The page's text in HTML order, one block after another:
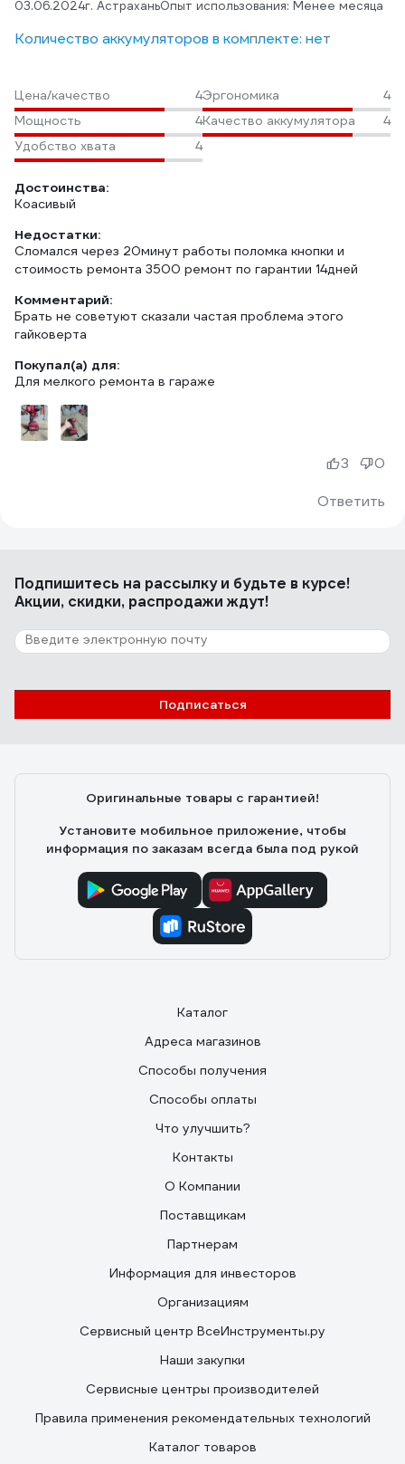
03.06.2024г. АстраханьОпыт использования: Менее месяца
Количество аккумуляторов в комплекте: нет
Цена/качество 4Эргономика
4
Мощность
4Качество аккумулятора
4
Удобство хвата
4
Достоинства:
Коасивый
Недостатки:
Сломался через 20минут работы поломка кнопки и
стоимость ремонта 3500 ремонт по гарантии 14дней
Комментарий:
Брать не советуют сказали частая проблема этого
гайковерта
Покупал(а) для:
Для мелкого ремонта в гараже
Ответить
3 0
Подпишитесь на рассылкуи будьте в курсе!
Акции, скидки, распродажи ждут!
Подписаться
Оригинальные товары с гарантией!
Установите мобильное приложение, чтобы
информация по заказам всегда была под рукой
Каталог
Адреса магазинов
Способы получения
Способы оплаты
Что улучшить?
Контакты
О Компании
Поставщикам
Партнерам
Информация для инвесторов
Организациям
Сервисный центр ВсеИнструменты.ру
Наши закупки
Сервисные центры производителей
Правила применения рекомендательных технологий
Каталог товаров